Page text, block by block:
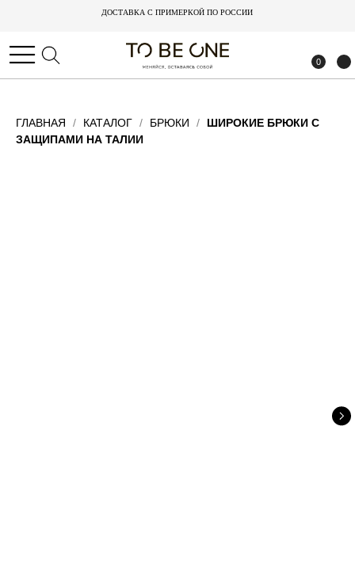
ДОСТАВКА С ПРИМЕРКОЙ ПО РОССИИ
0
ДОСТАВКА С ПРИМЕРКОЙ ПО РОССИИ
0
ГЛАВНАЯ КАТАЛОГ БРЮКИ
ШИРОКИЕ БРЮКИ С
ЗАЩИПАМИ НА ТАЛИИ